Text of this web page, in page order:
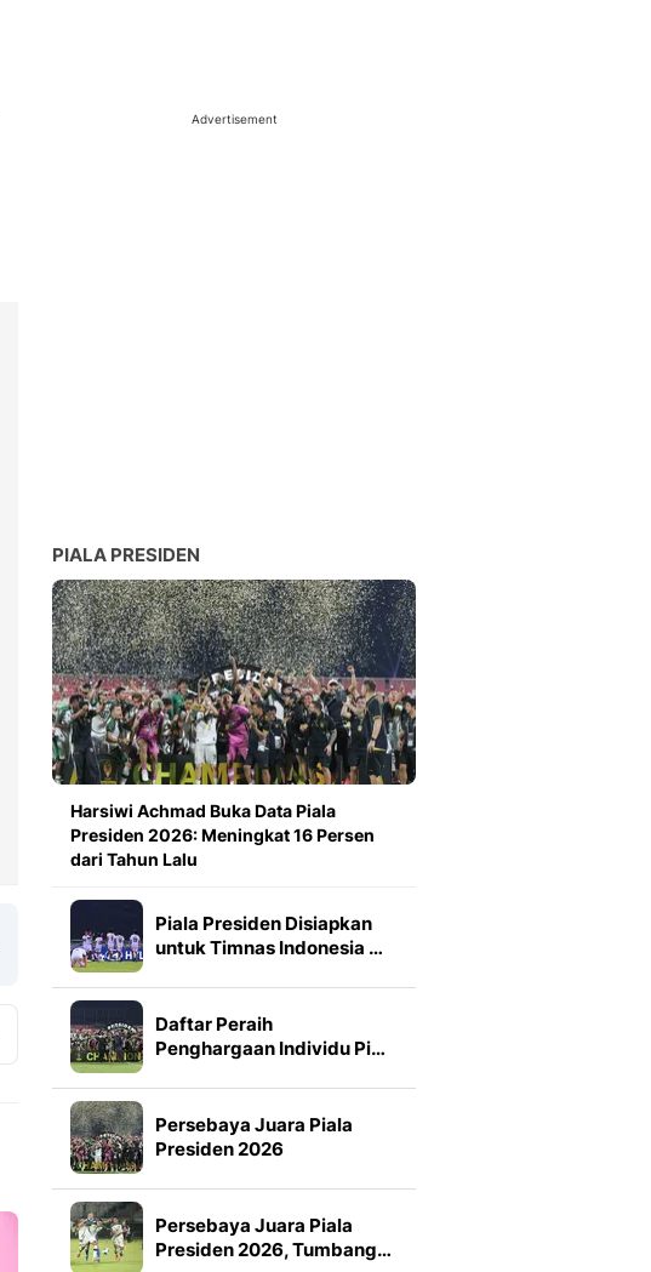
Advertisement
PIALA PRESIDEN
Harsiwi Achmad Buka Data Piala
Presiden 2026: Meningkat 16 Persen
dari Tahun Lalu
Piala Presiden Disiapkan
untuk Timnas Indonesia …
Daftar Peraih
Penghargaan Individu Pi…
Persebaya Juara Piala
Presiden 2026
Persebaya Juara Piala
Presiden 2026, Tumbang…